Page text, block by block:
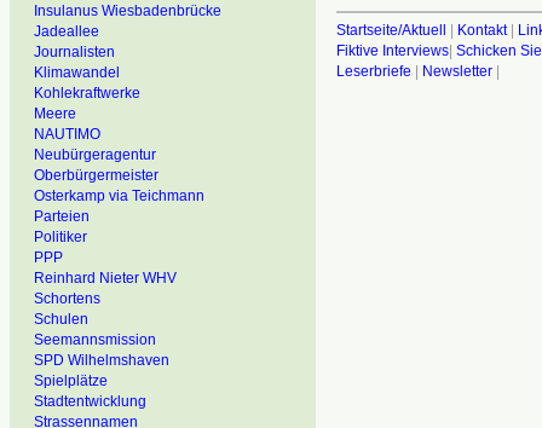
Insulanus Wiesbadenbrücke
Jadeallee
Journalisten
Klimawandel
Kohlekraftwerke
Meere
NAUTIMO
Neubürgeragentur
Oberbürgermeister
Osterkamp via Teichmann
Parteien
Politiker
PPP
Reinhard Nieter WHV
Schortens
Schulen
Seemannsmission
SPD Wilhelmshaven
Spielplätze
Stadtentwicklung
Strassennamen
Startseite/Aktuell | Kontakt|
Fiktive Interviews| Schicken
Leserbriefe | Newsletter|